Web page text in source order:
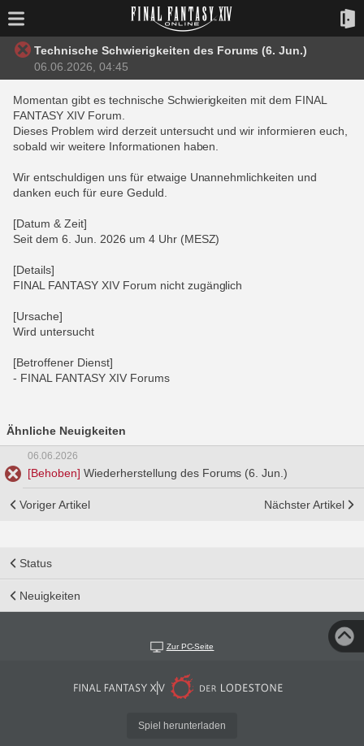
Technische Schwierigkeiten des Forums (6. Jun.)
06.06.2026, 04:45
Momentan gibt es technische Schwierigkeiten mit dem FINAL
FANTASY XIV Forum.
Dieses Problem wird derzeit untersucht und wir informieren euch,
sobald wir weitere Informationen haben.
Wir entschuldigen uns für etwaige Unannehmlichkeiten und
danken euch für eure Geduld.
[Datum & Zeit]
Seit dem 6. Jun. 2026 um 4 Uhr (MESZ)
[Details]
FINAL FANTASY XIV Forum nicht zugänglich
[Ursache]
Wird untersucht
[Betroffener Dienst]
- FINAL FANTASY XIV Forums
Ähnliche Neuigkeiten
06.06.2026
[Behoben] Wiederherstellung des Forums (6. Jun.)
Voriger Artikel Nächster Artikel
Status
Neuigkeiten
Zur PC-Seite
Spiel herunterladen